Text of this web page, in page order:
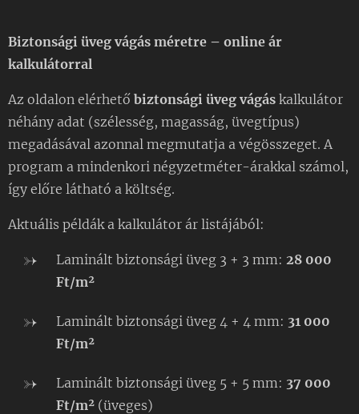
Biztonsági üveg vágás méretre – online ár
kalkulátorral
Az oldalon elérhető biztonsági üveg vágás kalkulátor
néhány adat (szélesség, magasság, üvegtípus)
megadásával azonnal megmutatja a végösszeget. A
program a mindenkori négyzetméter-árakkal számol,
így előre látható a költség.
Aktuális példák a kalkulátor ár listájából:
Laminált biztonsági üveg 3 + 3 mm: 28 000
Ft/m²
Laminált biztonsági üveg 4 + 4 mm: 31 000
Ft/m²
Laminált biztonsági üveg 5 + 5 mm: 37 000
Ft/m² (üveges)